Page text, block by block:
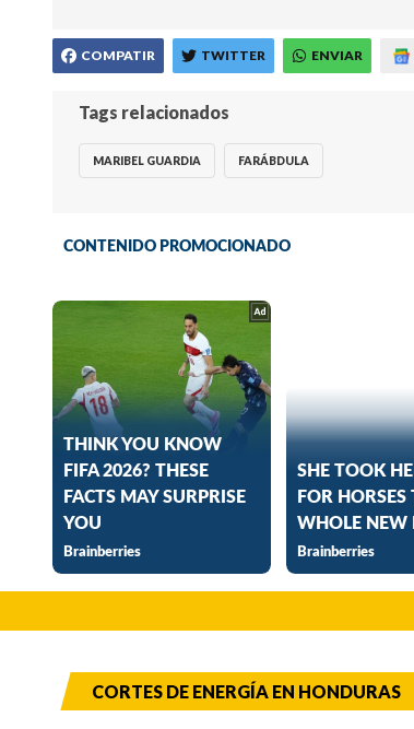
COMPATIR TWITTER ENVIAR
Tags relacionados
MARIBEL GUARDIA FARÁBDULA
CORTES DE ENERGÍA EN HONDURAS